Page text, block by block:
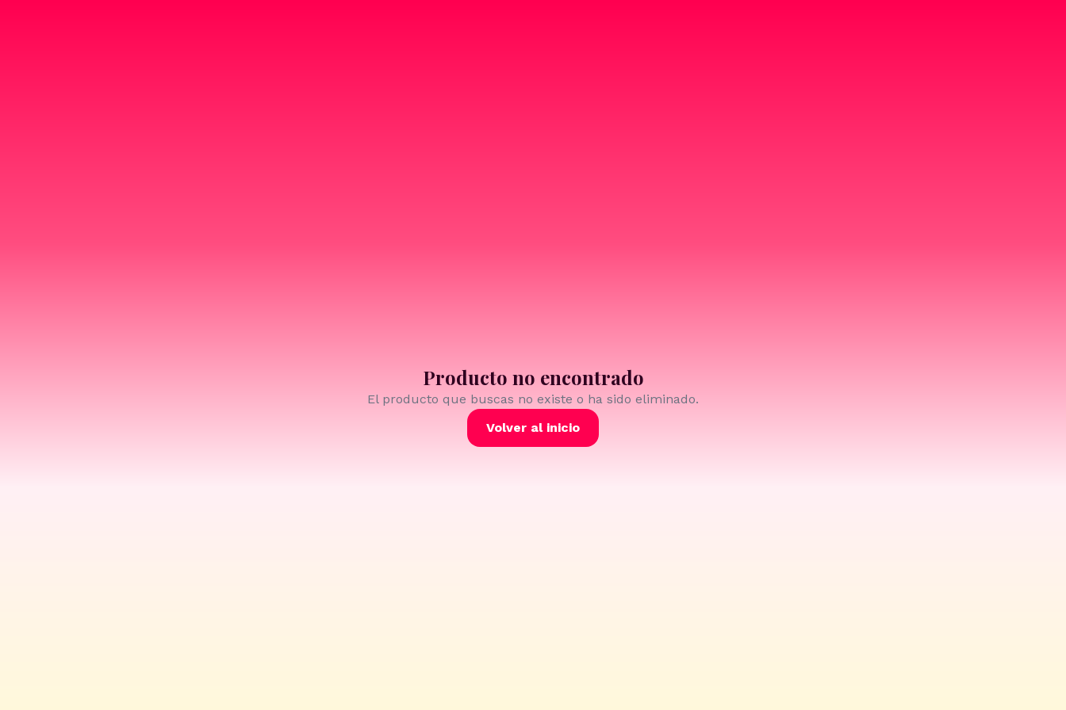
Producto no encontrado
El producto que buscas no existe o ha sido eliminado.
Volver al inicio